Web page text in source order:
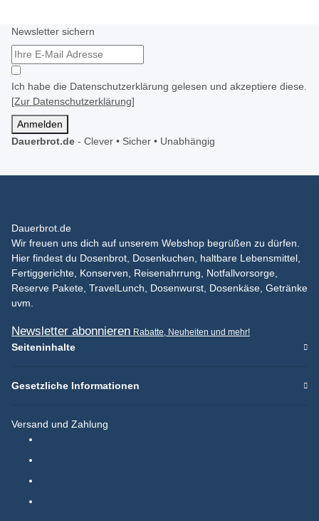
Newsletter sichern
Ich habe die Datenschutzerklärung gelesen und akzeptiere diese.
[Zur Datenschutzerklärung]
Anmelden
Dauerbrot.de - Clever • Sicher • Unabhängig
Dauerbrot.de
Wir freuen uns dich auf unserem Webshop begrüßen zu dürfen.
Hier findest du Dosenbrot, Dosenkuchen, haltbare Lebensmittel,
Fertiggerichte, Konserven, Reisenahrrung, Notfallvorsorge,
Reserve Pakete, TravelLunch, Dosenwurst, Dosenkäse, Getränke
uvm.
Newsletter abonnieren Rabatte, Neuheiten und mehr!
Seiteninhalte
Gesetzliche Informationen
Versand und Zahlung